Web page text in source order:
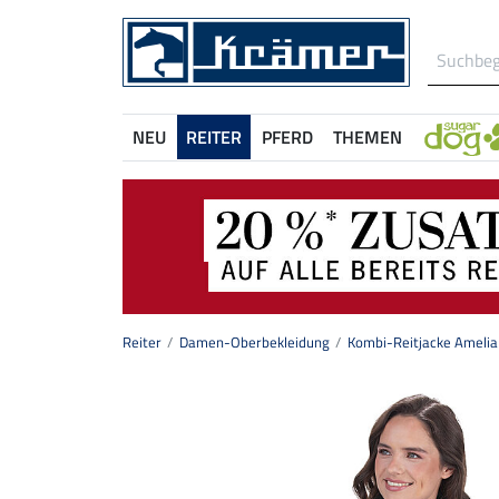
NEU REITER PFERD THEMEN
Reiter Damen-Oberbekleidung Kombi-Reitjacke Amelia